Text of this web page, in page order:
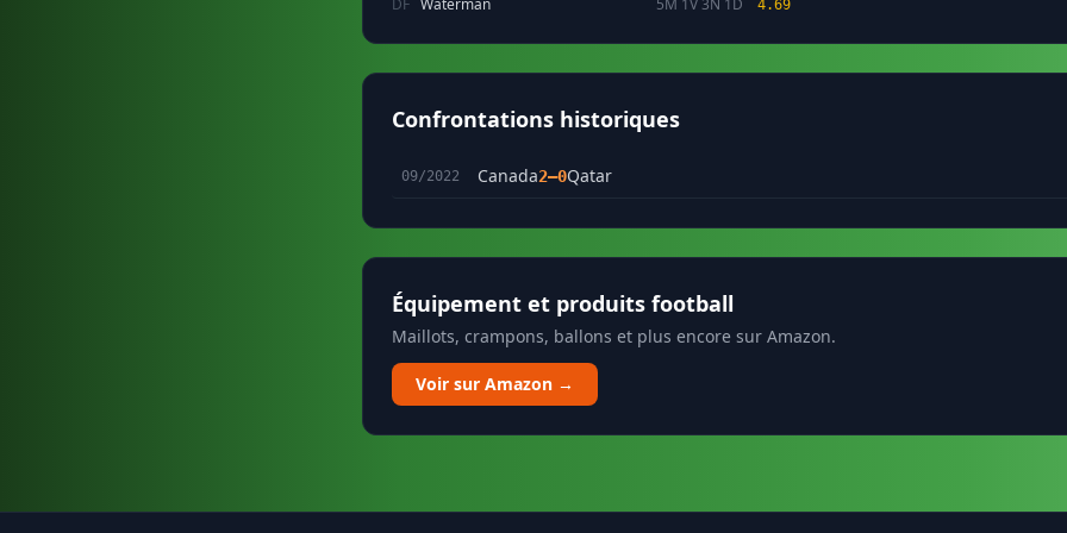
DF Waterman 5M 1V 3N 1D 4.69
Confrontations historiques
09/2022 Canada2–0Qatar
Équipement et produits football
Maillots, crampons, ballons et plus encore sur Amazon.
Voir sur Amazon →